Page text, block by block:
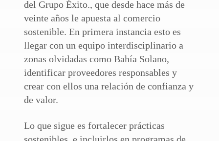
del Grupo Éxito., que desde hace más de
veinte años le apuesta al comercio
sostenible. En primera instancia esto es
llegar con un equipo interdisciplinario a
zonas olvidadas como Bahía Solano,
identificar proveedores responsables y
crear con ellos una relación de confianza y
de valor.
Lo que sigue es fortalecer prácticas
sostenibles, e incluirlos en programas de